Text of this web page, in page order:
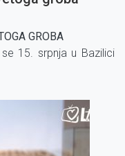
GROBA
15. srpnja u Bazilici